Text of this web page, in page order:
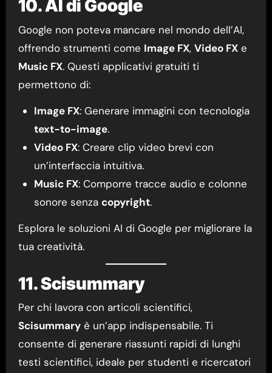
10. AI di Google
Google non poteva mancare nel mondo dell’AI,
offrendo strumenti come Image FX, Video FXe
Music FX. Questi applicativi gratuiti ti
permettono di:
Image FX: Generare immagini con tecnologia
text-to-image.
Video FX: Creare clip video brevi con
un’interfaccia intuitiva.
Music FX: Comporre tracce audio e colonne
sonore senza copyright.
Esplora le soluzioni AI di Google per migliorare la
tua creatività.
11. Scisummary
Per chi lavora con articoli scientifici,
Scisummaryè un’app indispensabile. Ti
consente di generare riassunti rapidi di lunghi
testi scientifici, ideale per studenti e ricercatori